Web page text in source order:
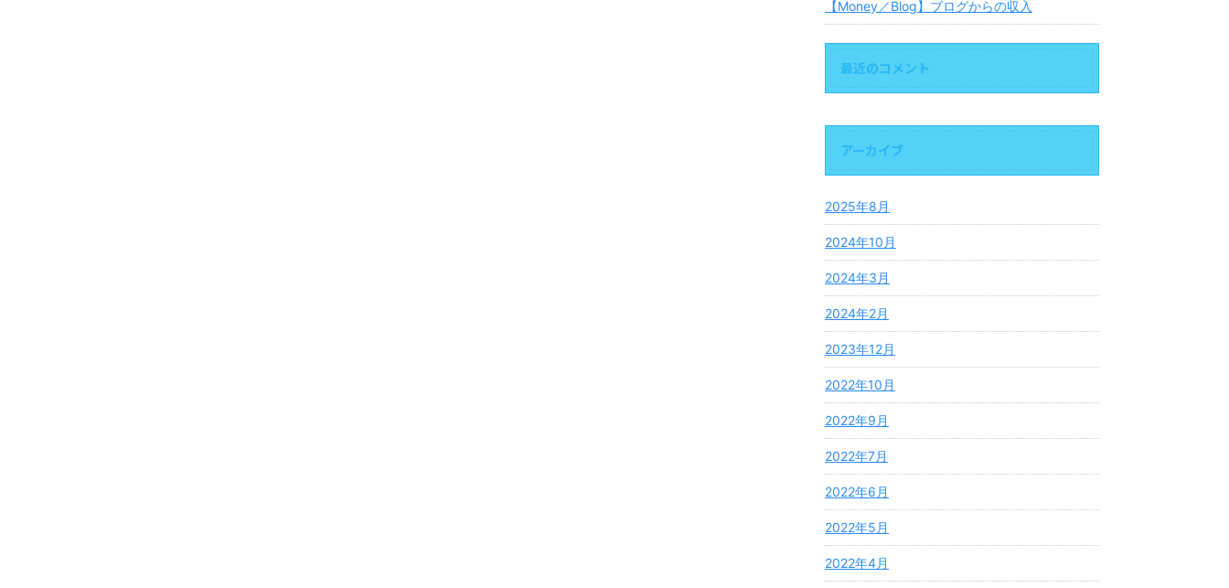
【Money／Blog】ブログからの収入
最近のコメント
アーカイブ
2025年8月
2024年10月
2024年3月
2024年2月
2023年12月
2022年10月
2022年9月
2022年7月
2022年6月
2022年5月
2022年4月